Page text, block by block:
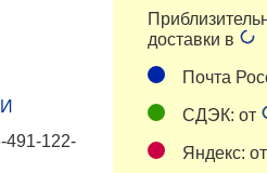
491-122-
доставки в
Почта
СДЭК: от
Яндекс: от